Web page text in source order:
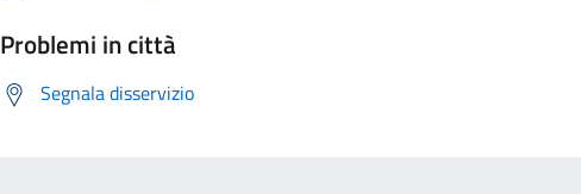
Problemi in città
Segnala disservizio